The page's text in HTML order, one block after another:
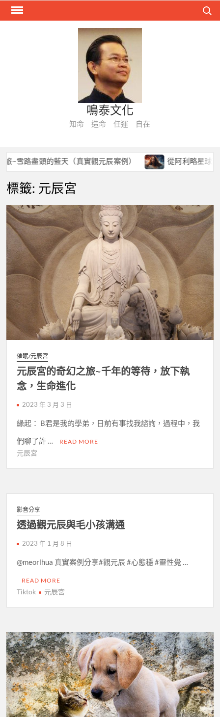
Skip
鳴泰文化
知命 造命 任運 自在
路盡頭的藍天（真實觀元辰案例） 從阿利略星球到今生
標籤: 元辰宮
催眠/元辰宮
元辰宮的奇幻之旅~千年的等待，放下執
念，生命進化
2023 年 3 月 3 日
緣起： B君是我的學弟，日前有事找我諮詢，過程中，我
們聊了許 …
READ MORE
元辰宮
影音分享
透過觀元辰與毛小孩溝通
2023 年 1 月 8 日
@meorlhua 真實案例分享#觀元辰 #心態穩 #靈性覺 …
READ MORE
Tiktok 元辰宮